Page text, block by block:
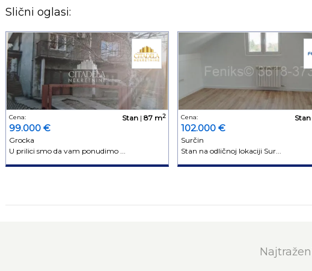
Slični oglasi:
Cena:
99.000 €
Stan| 87 m2
Grocka
U prilici smo da vam ponudimo ...
Cena:
102.000 €
Stan
Surčin
Stan na odličnoj lokaciji Sur...